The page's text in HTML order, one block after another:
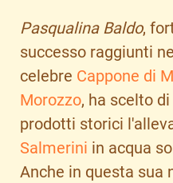
Pasqualina Baldo,
successo raggiunti
celebre Cappone di
Morozzo, ha scelto
prodotti storici
Salmerini in acqua
Anche in questa sua